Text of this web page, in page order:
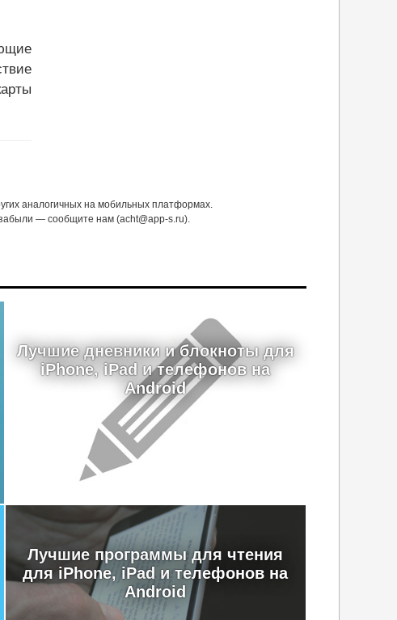
аналогичных на мобильных платформах.
— сообщите нам (acht@app-s.ru).
Лучшие дневники и блокноты для
iPhone, iPad и телефонов на
Android
Лучшие программы для чтения
для iPhone, iPad и телефонов на
Android